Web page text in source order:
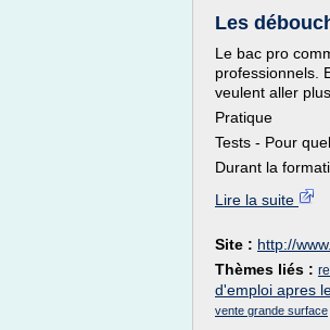
Les
Le bac pro
professionnels.
veulent aller
Pratique
Tests - Pour
Durant la
Lire la suite
Site : http://
Thèmes liés :
d'emploi apres
vente grande surface